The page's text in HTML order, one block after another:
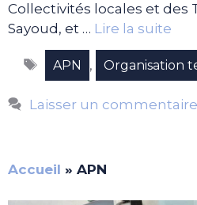
Collectivités locales et des
Sayoud, et … Lire la suite
Étiquettes
APN , Organisation
Laisser un commentaire
Accueil » APN